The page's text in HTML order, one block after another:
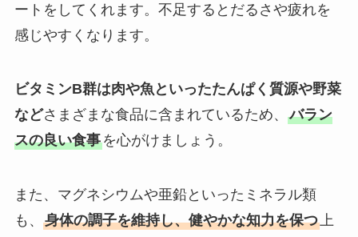
ートをしてくれます。不足するとだるさや疲れを
感じやすくなります。
ビタミンB群は肉や魚といったたんぱく質源や野菜
などさまざまな食品に含まれているため、 バラン
スの良い食事を心がけましょう。
また、マグネシウムや亜鉛といったミネラル類
も、 身体の調子を維持し、健やかな知力を保つ上